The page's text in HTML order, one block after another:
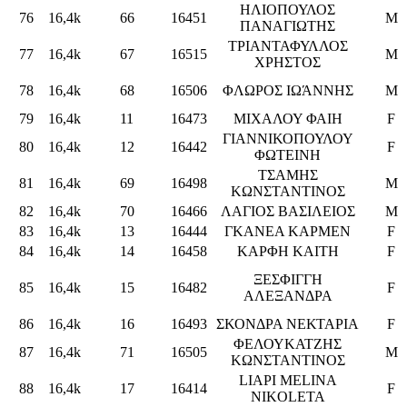
76 16,4k 66 16451
ΗΛΙΟΠΟΥΛΟΣ
ΠΑΝΑΓΙΩΤΗΣ
M
77 16,4k 67 16515
ΤΡΙΑΝΤΑΦΥΛΛΟΣ
ΧΡΗΣΤΟΣ
M
78 16,4k 68 16506 ΦΛΩΡΟΣ ΙΩΆΝΝΗΣ
M
79
16,4k 11 16473 ΜΙΧΑΛΟΥ ΦΑΙΗ
F
80
16,4k 12 16442
ΓΙΑΝΝΙΚΟΠΟΥΛΟΥ
ΦΩΤΕΙΝΗ
F
81 16,4k 69 16498
ΤΣΑΜΗΣ
ΚΩΝΣΤΑΝΤΙΝΟΣ
M
82
16,4k 70 16466 ΛΑΓΙΟΣ ΒΑΣΙΛΕΙΟΣ
M
83
16,4k 13 16444 ΓΚΑΝΕΑ ΚΑΡΜΕΝ
F
84
16,4k 14 16458 ΚΑΡΦΗ ΚΑΙΤΗ F
85 16,4k 15 16482
ΞΕΣΦΙΓΓΗ
ΑΛΕΞΑΝΔΡΑ
F
86 16,4k 16 16493 ΣΚΟΝΔΡΑ ΝΕΚΤΑΡΙΑ
F
87
16,4k 71 16505
ΦΕΛΟΥΚΑΤΖΗΣ
ΚΩΝΣΤΑΝΤΙΝΟΣ
M
88 16,4k 17 16414
LIAPI MELINA
NIKOLETA
F